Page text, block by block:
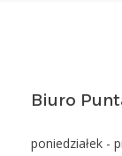
Biuro
poniedziałek -